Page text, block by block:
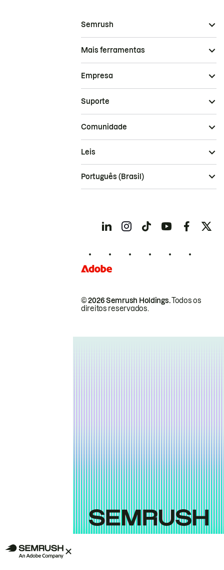
Semrush
Mais ferramentas
Empresa
Suporte
Comunidade
© 2026 Semrush Holdings.Todos os
direitos reservados.
Leis
Português (Brasil)